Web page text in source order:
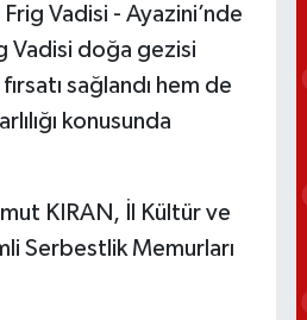
Vadisi - Ayazini’nde
Vadisi doğa gezisi
sağlandı hem de
konusunda
KIRAN, İl Kültür ve
Serbestlik Memurları